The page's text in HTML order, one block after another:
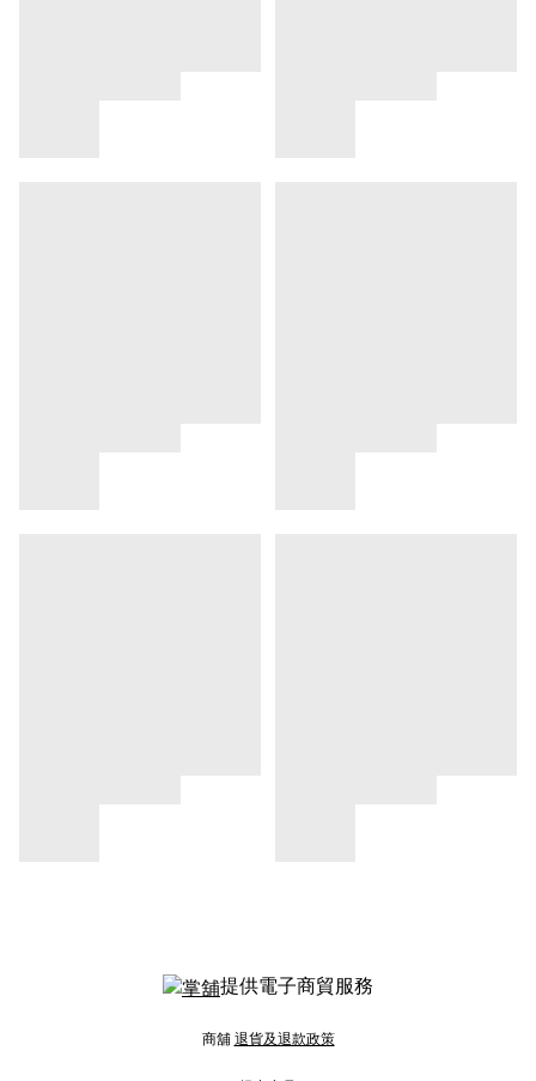
提供電子商貿服務
商舖 退貨及退款政策